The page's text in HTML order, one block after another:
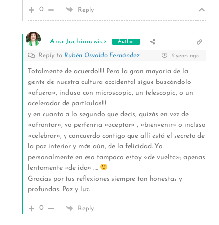
0 Reply
Ana Jachimowicz Author
Reply to Rubén Osvaldo Fernández 2 years ago
Totalmente de acuerdo!!!! Pero la gran mayoría de la
gente de nuestra cultura occidental sigue buscándolo
«afuera», incluso con microscopio, un telescopio, o un
acelerador de partículas!!!
y en cuanto a lo segundo que decís, quizás en vez de
«afrontar», yo perferiría «aceptar» , «bienvenir» o incluso
«celebrar», y concuerdo contigo que allí está el secreto de
la paz interior y más aún, de la felicidad. Yo
personalmente en eso tampoco estoy «de vuelta»; apenas
lentamente «de ida» ….
Gracias por tus reflexiones siempre tan honestas y
profundas. Paz y luz.
0 Reply